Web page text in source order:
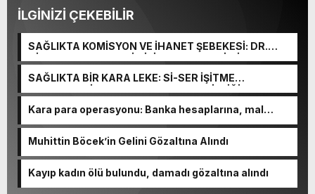
İLGİNİZİ ÇEKEBİLİR
SAĞLIKTA KOMİSYON VE İHANET ŞEBEKESİ: DR.
NİHAT URUÇ VE SEMİH İŞİTME MERKEZİ’NİN SGK
VURGUNU!
SAĞLIKTA BİR KARA LEKE: Sİ-SER İŞİTME
MERKEZLERİ VE MODERN UMUT TACİRLİĞİ
Kara para operasyonu: Banka hesaplarına, mal
Muhittin Böcek’in Gelini Gözaltına Alındı
Kayıp kadın ölü bulundu, damadı gözaltına alındı